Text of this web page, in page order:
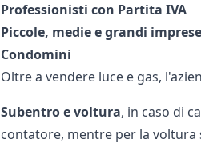
Professionisti con Partita IVA
Piccole, medie e grandi imprese
Condomini
Oltre a vendere luce e gas,
Subentro e voltura, in caso di
contatore, mentre per la voltura